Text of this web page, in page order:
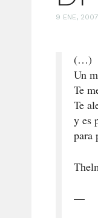
9 ENE, 2007
(…)
Un
Te
Te
y es
para
—